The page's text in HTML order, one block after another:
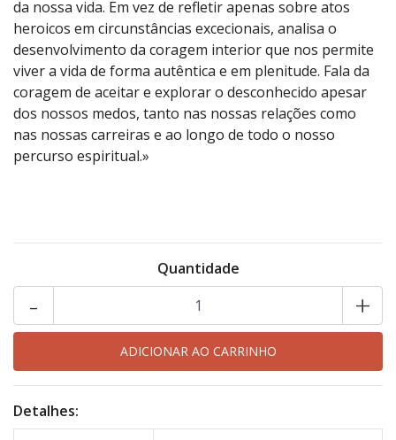
da nossa vida. Em vez de refletir apenas sobre atos
heroicos em circunstâncias excecionais, analisa o
desenvolvimento da coragem interior que nos permite
viver a vida de forma autêntica e em plenitude. Fala da
coragem de aceitar e explorar o desconhecido apesar
dos nossos medos, tanto nas nossas relações como
nas nossas carreiras e ao longo de todo o nosso
percurso espiritual.»
Quantidade
+
-
Detalhes: